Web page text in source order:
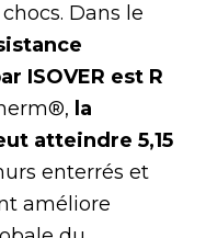
Dans le
ISOVER est R
la
atteindre 5,15
enterrés et
améliore